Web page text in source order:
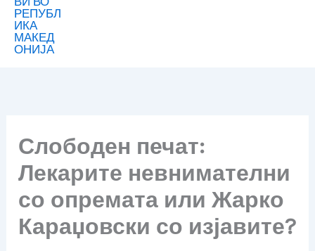
Слободен печат:
Лекарите невнимателни
со опремата или Жарко
Караџовски со изјавите?